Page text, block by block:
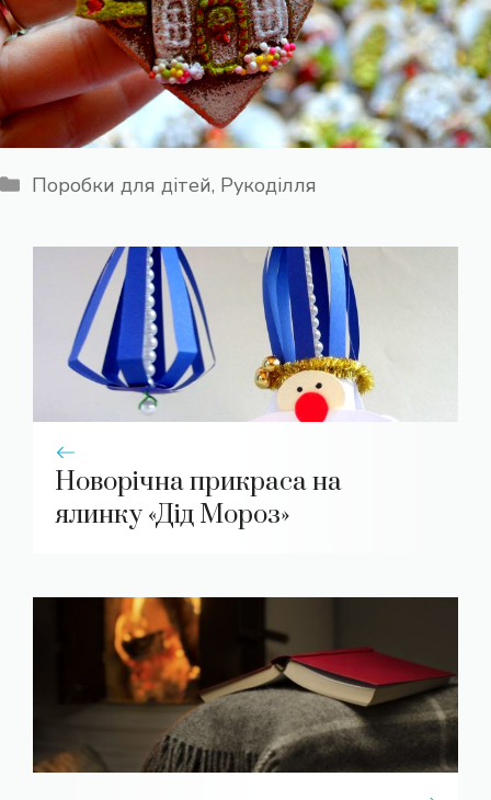
Категорії
Поробки для дітей, Рукоділля
Новорічна прикраса на
ялинку «Дід Мороз»